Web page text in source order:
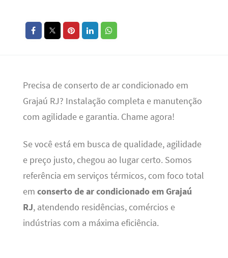
Precisa de conserto de ar condicionado em
Grajaú RJ? Instalação completa e manutenção
com agilidade e garantia. Chame agora!
Se você está em busca de qualidade, agilidade
e preço justo, chegou ao lugar certo. Somos
referência em serviços térmicos, com foco total
em conserto de ar condicionado em Grajaú
RJ, atendendo residências, comércios e
indústrias com a máxima eficiência.